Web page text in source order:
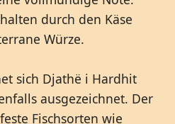
durch den Käse
Würze.
sich Djathë i Hardhit
ausgezeichnet. Der
Fischsorten wie